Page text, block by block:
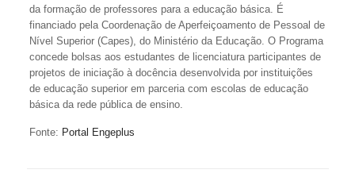
da formação de professores para a educação básica. É
financiado pela Coordenação de Aperfeiçoamento de Pessoal de
Nível Superior (Capes), do Ministério da Educação. O Programa
concede bolsas aos estudantes de licenciatura participantes de
projetos de iniciação à docência desenvolvida por instituições
de educação superior em parceria com escolas de educação
básica da rede pública de ensino.
Fonte: Portal Engeplus